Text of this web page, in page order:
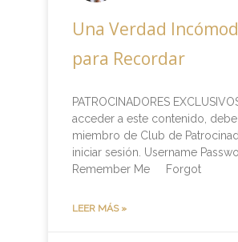
Una Verdad
para Recordar
PATROCINADORES
acceder a este contenido,
miembro de Club de
iniciar sesión. Username
Remember Me Forgot
LEER MÁS »